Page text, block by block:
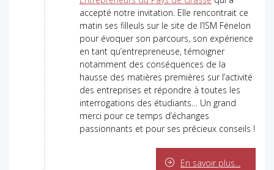
accepté notre invitation. Elle rencontrait ce
matin ses filleuls sur le site de l’ISM Fénelon
pour évoquer son parcours, son expérience
en tant qu’entrepreneuse, témoigner
notamment des conséquences de la
hausse des matières premières sur l’activité
des entreprises et répondre à toutes les
interrogations des étudiants… Un grand
merci pour ce temps d’échanges
passionnants et pour ses précieux conseils !
En savoir plus...